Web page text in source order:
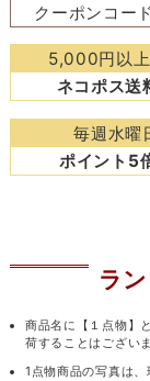
クーポンコー
5,000円以
ネコポス送
毎週水曜
ポイント5
ラ
商品名に【１点物】
荷することはござい
1点物商品の写真は